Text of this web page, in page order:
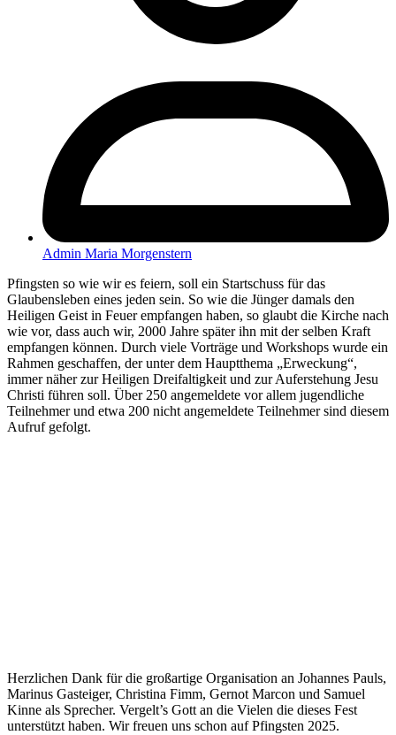
Admin Maria Morgenstern
Pfingsten so wie wir es feiern, soll ein Startschuss für das
Glaubensleben eines jeden sein. So wie die Jünger damals den
Heiligen Geist in Feuer empfangen haben, so glaubt die Kirche nach
wie vor, dass auch wir, 2000 Jahre später ihn mit der selben Kraft
empfangen können. Durch viele Vorträge und Workshops wurde ein
Rahmen geschaffen, der unter dem Hauptthema „Erweckung“,
immer näher zur Heiligen Dreifaltigkeit und zur Auferstehung Jesu
Christi führen soll. Über 250 angemeldete vor allem jugendliche
Teilnehmer und etwa 200 nicht angemeldete Teilnehmer sind diesem
Aufruf gefolgt.
Herzlichen Dank für die großartige Organisation an Johannes Pauls,
Marinus Gasteiger, Christina Fimm, Gernot Marcon und Samuel
Kinne als Sprecher. Vergelt’s Gott an die Vielen die dieses Fest
unterstützt haben. Wir freuen uns schon auf Pfingsten 2025.